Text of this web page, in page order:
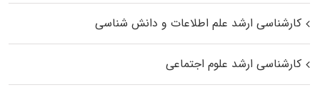
کارشناسی ارشد علم اطلاعات و دانش شناسی
کارشناسی ارشد علوم اجتماعی